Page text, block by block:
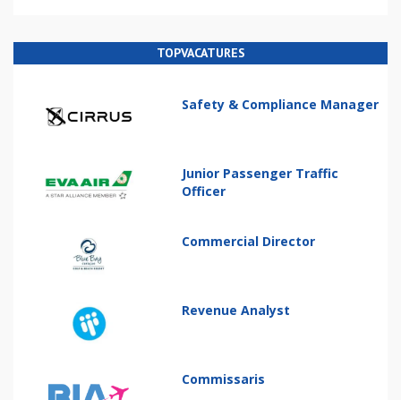
TOPVACATURES
Safety & Compliance Manager
Junior Passenger Traffic
Officer
Commercial Director
Revenue Analyst
Commissaris